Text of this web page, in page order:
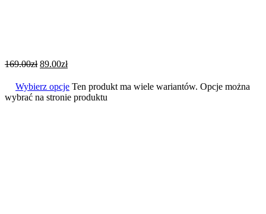
169.00zł 89.00zł
Wybierz opcje Ten produkt ma wiele wariantów. Opcje można
wybrać na stronie produktu